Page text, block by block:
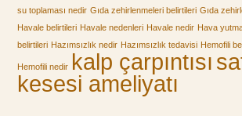
su toplaması nedir Gıda zehirlenmeleri belirtileri Gıda
Havale belirtileri Havale nedenleri Havale nedir Hava
belirtileri Hazımsızlık nedir Hazımsızlık tedavisi Hemofili
Hemofili nedir kalp çarpıntısı
kesesi ameliyatı